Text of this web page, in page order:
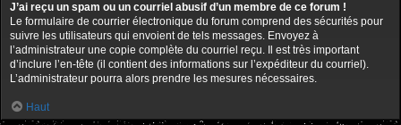
J’ai reçu un spam ou un courriel abusif d’un membre de ce forum !
Le formulaire de courrier électronique du forum comprend des sécurités pour
suivre les utilisateurs qui envoient de tels messages. Envoyez à
l’administrateur une copie complète du courriel reçu. Il est très important
d’inclure l’en-tête (il contient des informations sur l’expéditeur du courriel).
L’administrateur pourra alors prendre les mesures nécessaires.
Haut